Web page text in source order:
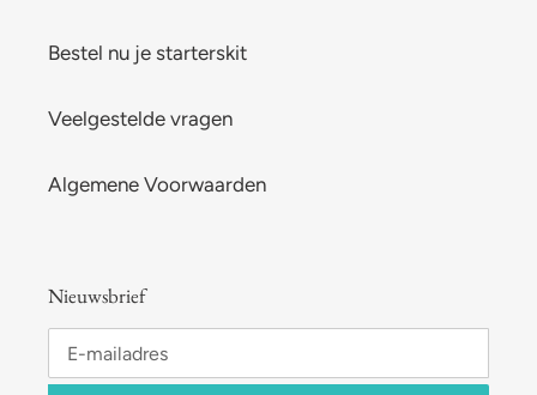
Bestel nu je starterskit
Veelgestelde vragen
Algemene Voorwaarden
Nieuwsbrief